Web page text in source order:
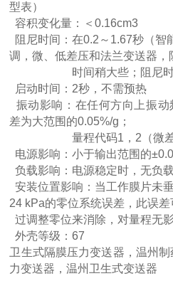
型表）
容积变化量：＜0.16cm3
阻尼时间：在0.2～1.67秒（智
调，微、低差压和法兰变送器
时间稍大些；阻尼时间
启动时间：2秒，不需预热
振动影响：在任何方向上振
差为大范围的0.05%/g；
量程代码1，2（微差压
电源影响：小于输出范围的
负载影响：电源稳定时，无负
安装位置影响：当工作膜片未
24 kPa的零位系统误差，此误
过调整零位来消除，对量程无
外壳等级：67
卫生式隔膜压力变送器，温州
力变送器，温州卫生式变送器